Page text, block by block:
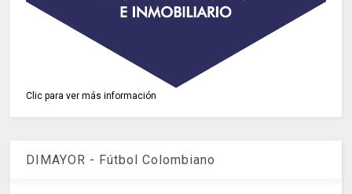
Clic para ver más información
DIMAYOR - Fútbol Colombiano